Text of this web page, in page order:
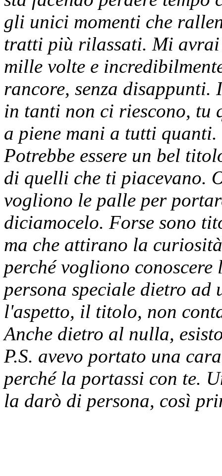
gli unici momenti che
tratti più rilassati. Mi avrai
mille volte e
rancore, senza disappunti.
in tanti non ci riescono, tu
a piene mani a tutti
Potrebbe essere un bel
di quelli che ti piacevano.
vogliono le palle per
diciamocelo. Forse sono
ma che attirano la
perché vogliono
persona speciale dietro
l'aspetto, il titolo, non
Anche dietro al nulla,
P.S. avevo portato una
perché la portassi con te.
la darò di persona, così